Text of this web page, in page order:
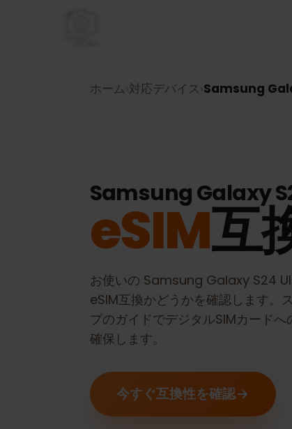
ホーム›対応デバイス›Samsung
Samsung Galaxy
eSIM互
お使いの Samsung Galaxy
eSIM互換かどうかを確認します
プのガイドでデジタルSIMカード
今すぐ互換性を確認